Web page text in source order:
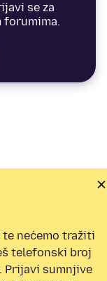
se za
forumima.
nećemo tražiti
telefonski broj
Prijavi sumnjive